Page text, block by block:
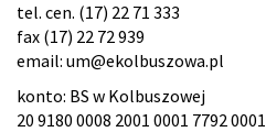
tel. cen. (17) 22 71 333
fax (17) 22 72 939
email: um@ekolbuszowa.pl
konto: BS w Kolbuszowej
20 9180 0008 2001 0001 7792 0001